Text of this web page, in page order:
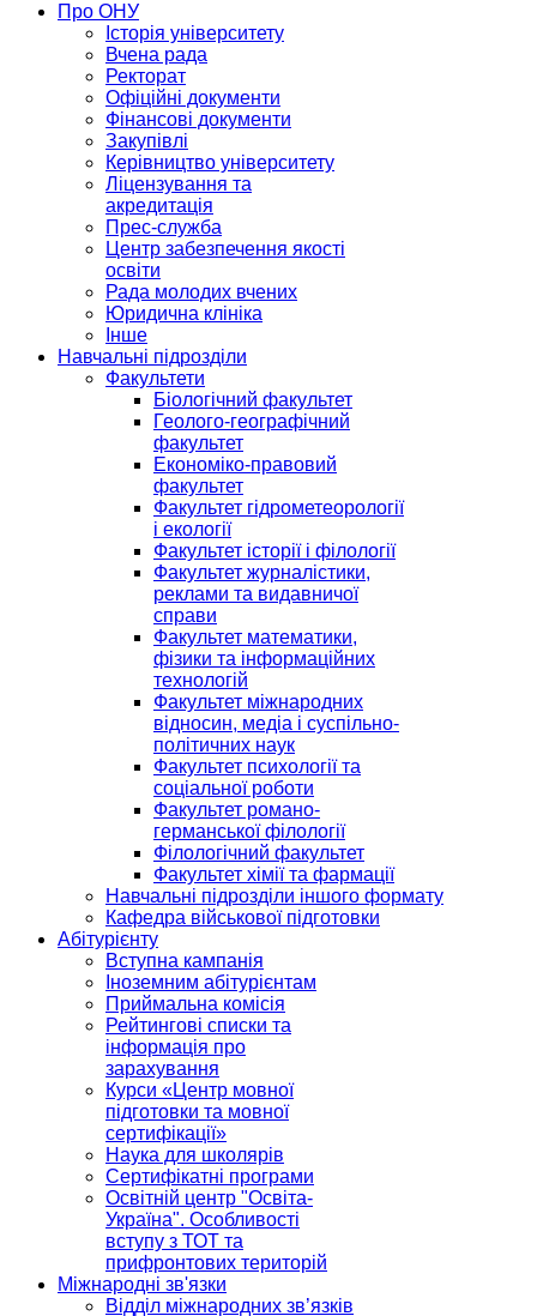
Про ОНУ
Історія університету
Вчена рада
Ректорат
Офіційні документи
Фінансові документи
Закупівлі
Керівництво університету
Ліцензування та
акредитація
Прес-служба
Центр забезпечення якості
освіти
Рада молодих вчених
Юридична клініка
Інше
Навчальні підрозділи
Факультети
Біологічний факультет
Геолого-географічний
факультет
Економіко-правовий
факультет
Факультет гідрометеорології
і екології
Факультет історії і філології
Факультет журналістики,
реклами та видавничої
справи
Факультет математики,
фізики та інформаційних
технологій
Факультет міжнародних
відносин, медіа і суспільно-
політичних наук
Факультет психології та
соціальної роботи
Факультет романо-
германської філології
Філологічний факультет
Факультет хімії та фармації
Навчальні підрозділи іншого формату
Кафедра військової підготовки
Абітурієнту
Вступна кампанія
Іноземним абітурієнтам
Приймальна комісія
Рейтингові списки та
інформація про
зарахування
Курси «Центр мовної
підготовки та мовної
сертифікації»
Наука для школярів
Сертифікатні програми
Освітній центр "Освіта-
Україна". Особливості
вступу з ТОТ та
прифронтових територій
Міжнародні зв'язки
Відділ міжнародних зв’язків